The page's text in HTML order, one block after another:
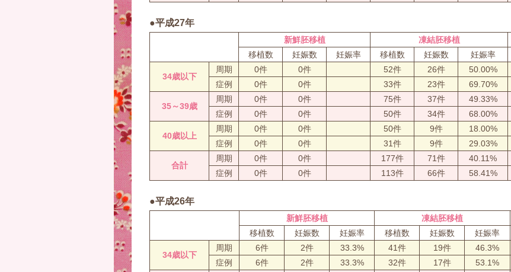
●平成27年
新鮮胚移植 凍結胚移植
移植数
妊娠数 妊娠率 移植数 妊娠数 妊娠率
34歳以下
周期 0件 0件 52件 26件 50.00%
症例
0件 0件 33件 23件 69.70%
35～39歳
周期 0件 0件 75件 37件 49.33%
症例
0件 0件 50件 34件 68.00%
40歳以上
周期 0件 0件 50件 9件 18.00%
症例
0件 0件 31件 9件 29.03%
合計
周期 0件 0件 177件 71件 40.11%
症例
0件 0件 113件 66件 58.41%
●平成26年
新鮮胚移植 凍結胚移植
移植数
妊娠数 妊娠率 移植数 妊娠数 妊娠率
34歳以下
周期 6件 2件 33.3% 41件 19件 46.3%
症例
6件 2件 33.3% 32件 17件 53.1%